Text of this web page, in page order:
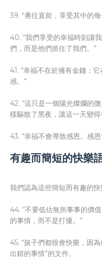
39. “勇往直前，享受其中的
40. “我們享受的幸福時刻讓
們，而是他們抓住了我們。”
41. “幸福不在於擁有金錢；
感。”
42. “這只是一個陽光燦爛的
樣驅散了黑夜，讓這一天變得
43. “幸福不會導致感恩。感
有趣而簡短的快樂
我們認為這些簡短而有趣的快
44. “不要低估無所事事的價
的事情，而不是打擾。”
45. “孩子們都很會快樂，因
出錯的事情”的文件。